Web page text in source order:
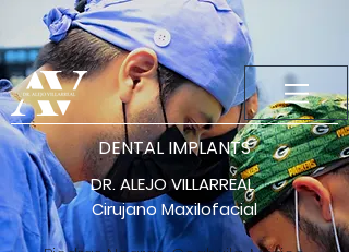
DENTAL IMPLANTS
DR. ALEJO VILLARREAL
Cirujano Maxilofacial